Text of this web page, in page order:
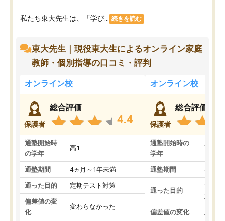
私たち東大先生は、「学び... 続きを読む
東大先生｜現役東大生によるオンライン家庭
教師・個別指導の口コミ・評判
オンライン校
保護者
総合評価
4.4
通塾開始時
の学年
高1
通塾期間 4ヵ月～1年未満
通った目的 定期テスト対策
偏差値の変
化
変わらなかった
オンライン校
保護者
総合評価
通塾開始時の
学年
高3
通塾期間 4ヵ月
通った目的
大学
対策
偏差値の変化 上が